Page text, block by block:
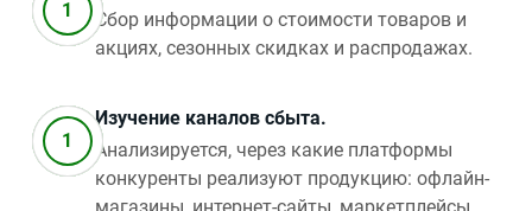
Сбор информации о стоимости товаров и
акциях, сезонных скидках и распродажах.
Изучение каналов сбыта.
Анализируется, через какие платформы
конкуренты реализуют продукцию: офлайн-